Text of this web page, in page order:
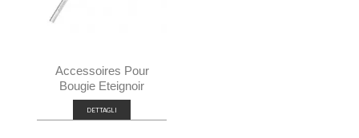
Accessoires Pour
Bougie Eteignoir
DETTAGLI